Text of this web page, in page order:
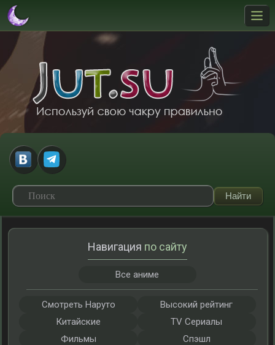
Навигация по сайту
Все аниме
Смотреть Наруто
Высокий рейтинг
Китайские
TV Сериалы
Фильмы
Спэшл